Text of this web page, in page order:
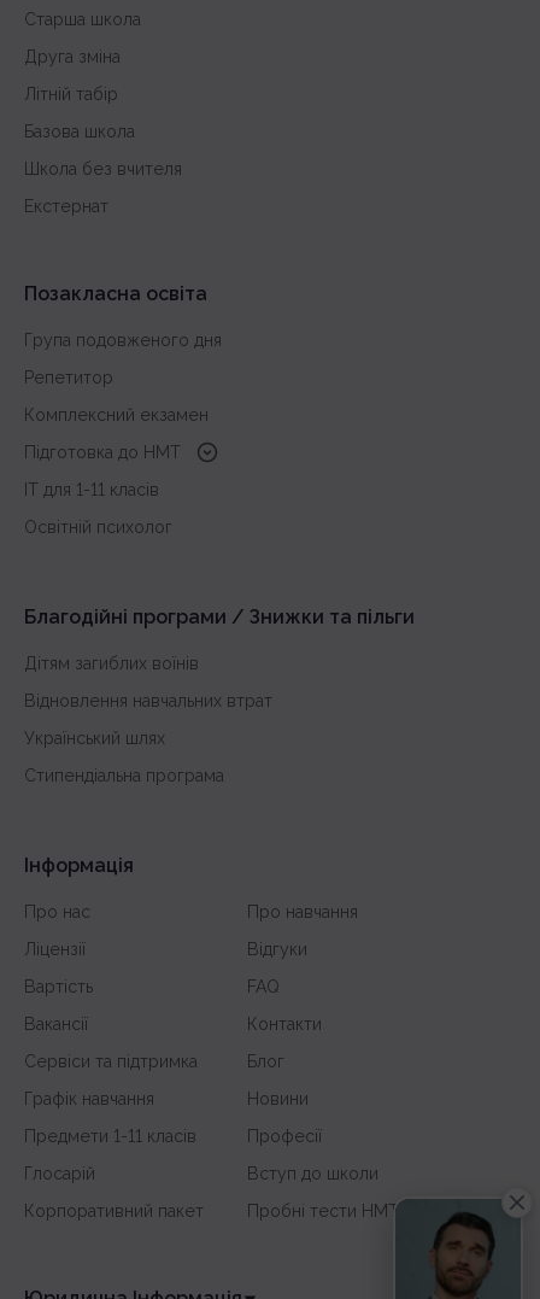
Старша школа
Друга зміна
Літній табір
Базова школа
Школа без вчителя
Екстернат
Позакласна освіта
Група подовженого дня
Репетитор
Комплексний екзамен
Підготовка до HMT
з української мови
з історії України
IT для 1-11 класів
Освітній психолог
Благодійні програми / Знижки та пільги
Дітям загиблих воїнів
Відновлення навчальних втрат
Український шлях
Стипендіальна програма
Інформація
Про нас
Про навчання
Ліцензії
Відгуки
Вартість
FAQ
Вакансії
Контакти
Сервіси та підтримка
Блог
Графік навчання
Новини
Предмети 1-11 класів
Професії
Глосарій
Вступ до школи
Корпоративний пакет
Пробні тести НМТ